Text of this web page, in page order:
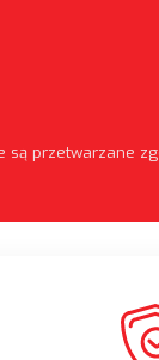
są przetwarzane